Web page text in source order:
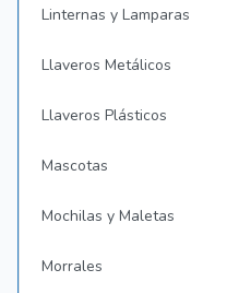
Linternas y Lamparas
Llaveros Metálicos
Llaveros Plásticos
Mascotas
Mochilas y Maletas
Morrales